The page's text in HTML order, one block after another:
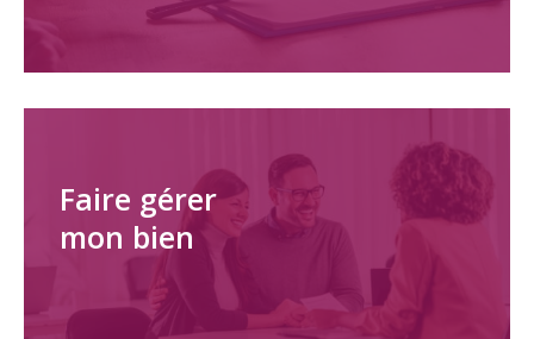
Faire gérer
mon bien